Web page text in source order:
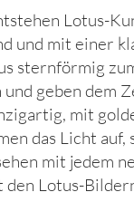
Lotus-
und mit einer
sternförmig
geben dem
mit
das Licht auf,
mit jedem
Lotus-